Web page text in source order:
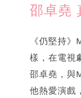
邵卓堯
《仍堅持
樣，在電視
邵卓堯，與
他熱愛演戲